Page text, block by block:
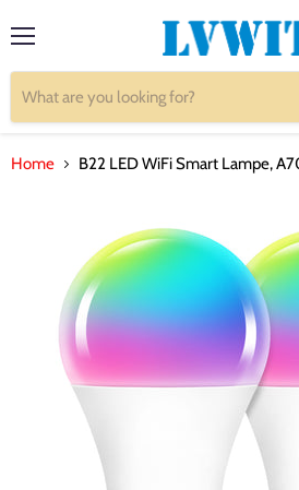
Home B22 LED WiFi Smart Lampe,